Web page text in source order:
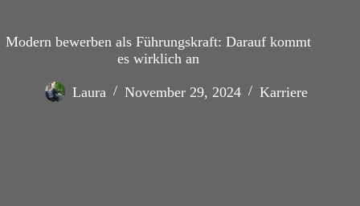
Modern bewerben als Führungskraft: Darauf kommt
es wirklich an
Laura November 29, 2024 Karriere